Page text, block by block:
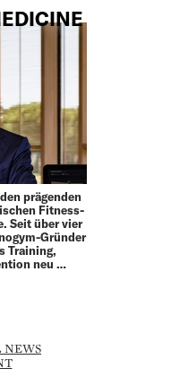
prägenden
Fitness-
Seit über vier
Gründer
Training,
neu …
NEWS